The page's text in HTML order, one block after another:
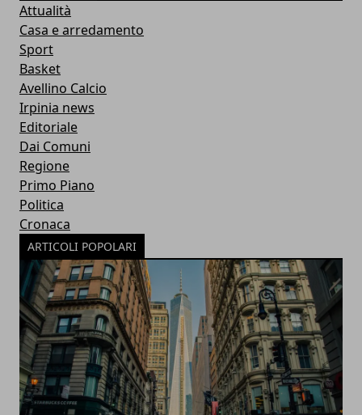
Attualità
Casa e arredamento
Sport
Basket
Avellino Calcio
Irpinia news
Editoriale
Dai Comuni
Regione
Primo Piano
Politica
Cronaca
ARTICOLI POPOLARI